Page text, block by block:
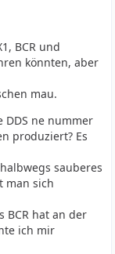
BCR und
könnten, aber
mau.
DDS ne nummer
produziert? Es
sauberes
man sich
BCR hat an der
ich mir